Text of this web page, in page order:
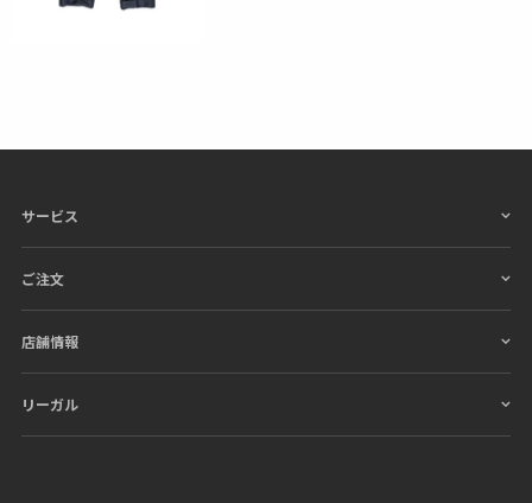
サービス
ご注文
店舗情報
リーガル